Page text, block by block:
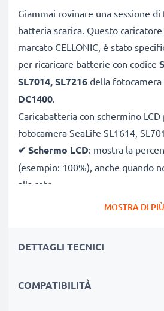
Giammai rovinare una sessione di
batteria scarica. Questo
marcato CELLONIC, è stato
per ricaricare batterie con codice
SL7014, SL7216 della fotocamera
DC1400.
Caricabatteria con schermino
fotocamera SeaLife SL1614,
✔ Schermo LCD: mostra la
(esempio: 100%), anche quando
alla rete
:
✔ Ricarica intelligente
longevità
MOSTRA DI PIÙ
DETTAGLI TECNICI
COMPATIBILITÀ